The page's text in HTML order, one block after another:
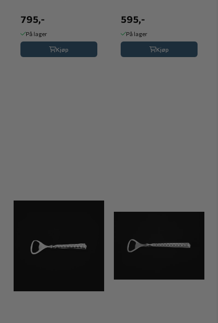
795,-
På lager
Kjøp
595,-
På lager
Kjøp